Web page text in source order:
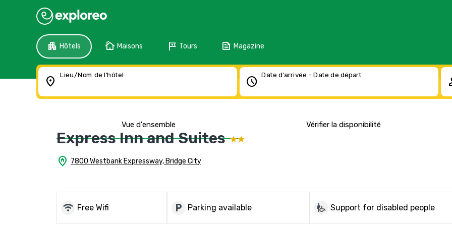
apartment Hôtels cottage Maisons tour Tours feed Magazine
location_on Lieu/Nom de l'hôtel schedule Date d'arrivée - Date de départ
Vue d'ensemble Vérifier la disponibilité
Express Inn and Suites
home_pin 7800 Westbank Expressway, Bridge City
wifi Free Wifi local_parking Parking available wheelchair_pickup Support for disabled people